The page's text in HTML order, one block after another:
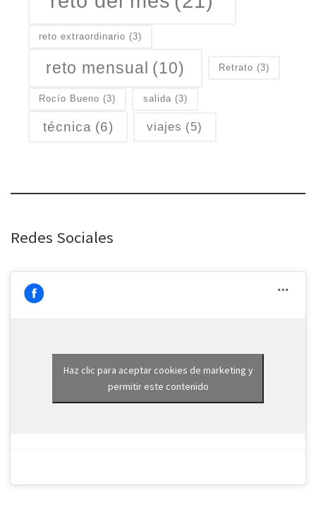
reto extraordinario (3)
reto mensual (10) Retrato (3)
Rocío Bueno (3) salida (3)
técnica (6) viajes (5)
Redes Sociales
Haz clic para aceptar cookies de marketing y
permitir este contenido